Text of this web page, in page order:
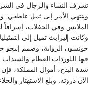
تسرف النساء والرجال في
وينتهي الأمر إلى ثمل
الملابس وفي الحفلات، إسرافاً
وكانت إليزابث تميل إلى
جونسون الرواية، وصمم إنيجو
فيها اللوردات العظام والسيدات
شدة البذخ، أموال المملكة،
الآن ذروته. وبلغ الاستهتار